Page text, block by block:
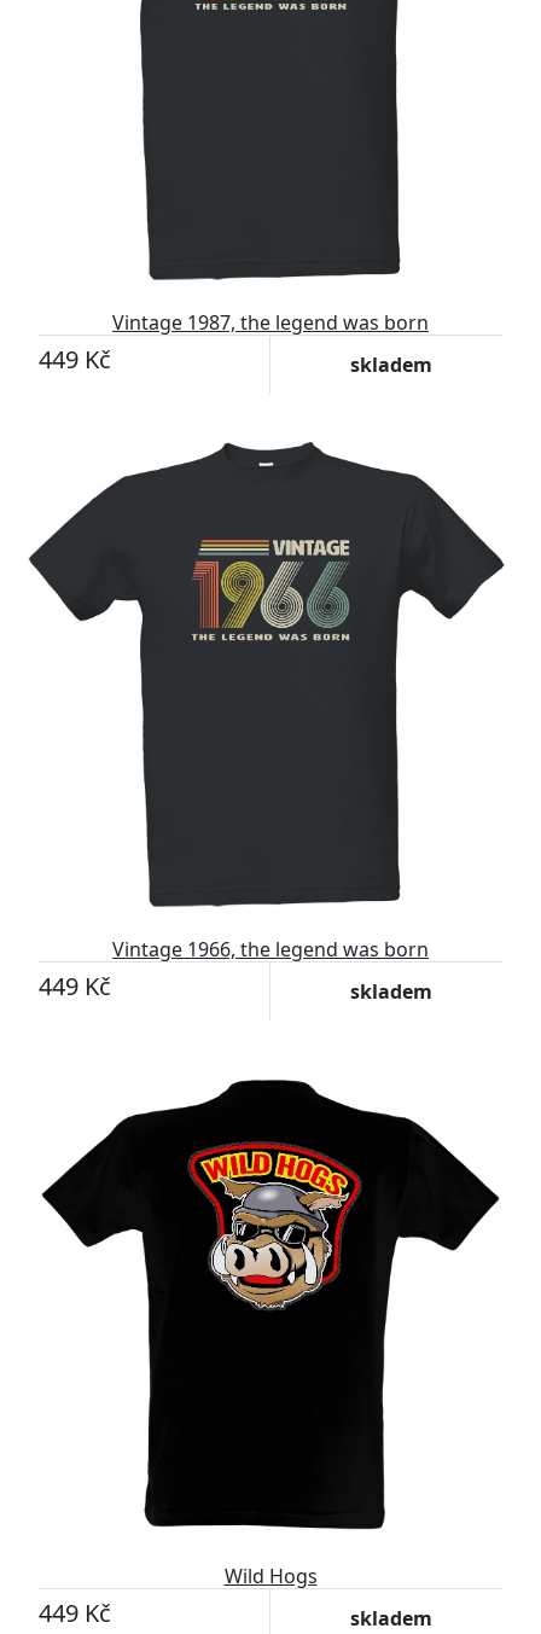
Vintage 1987, the legend was born
449 Kč skladem
Vintage 1966, the legend was born
449 Kč skladem
Wild Hogs
449 Kč skladem